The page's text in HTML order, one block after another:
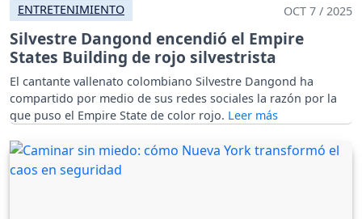
ENTRETENIMIENTO OCT 7 / 2025
Silvestre Dangond encendió el Empire
States Building de rojo silvestrista
El cantante vallenato colombiano Silvestre Dangond ha
compartido por medio de sus redes sociales la razón por la
que puso el Empire State de color rojo.